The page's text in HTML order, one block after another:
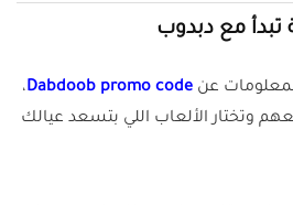
تبدأ مع دبدوب
عن Dabdoob promo code،
وتختار الألعاب اللي بتسعد عيالك